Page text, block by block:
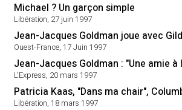
Michael ? Un garçon simple
Libération, 27 juin 1997
Jean-Jacques Goldman joue avec
Ouest-France, 17 Juin 1997
Jean-Jacques Goldman : "Une amie
L'Express, 20 mars 1997
Patricia Kaas, "Dans ma chair",
Libération, 18 mars 1997